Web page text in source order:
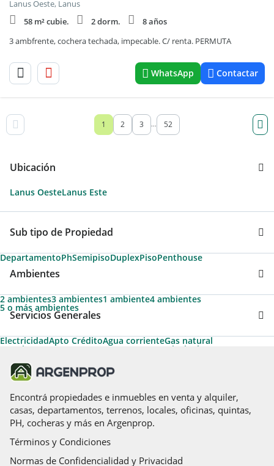
Lanus Oeste, Lanus
58 m² cubie.
2 dorm.
8 años
3 ambfrente, cochera techada, impecable. C/ renta. PERMUTA
WhatsApp Contactar
1 2 3 ... 52
Ubicación
Lanus OesteLanus Este
Sub tipo de Propiedad
DepartamentoPhSemipisoDuplexPisoPenthouse
Ambientes
2 ambientes3 ambientes1 ambiente4 ambientes
5 o más ambientes
Servicios Generales
ElectricidadApto CréditoAgua corrienteGas natural
Permite Mascotas Ascensor Ascensores principales
Apto ProfesionalTeléfonoPileta
Caldera Calefacción tiro balanceado
Acceso para personas con movilidad reducida
Encontrá propiedades e inmuebles en venta y alquiler,
casas, departamentos, terrenos, locales, oficinas, quintas,
PH, cocheras y más en Argenprop.
Términos y Condiciones
Normas de Confidencialidad y Privacidad